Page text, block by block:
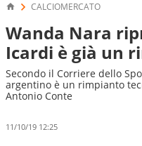
CALCIOMERCATO
Wanda Nara
Icardi è già un
Secondo il Corriere dello
argentino è un rimpianto
Antonio Conte
11/10/19 12:25